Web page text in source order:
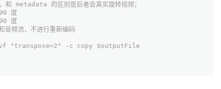
和 metadata 的区别是后者会真实旋转视频；
度
度
频流，不进行重新编码
"transpose=2" -c copy $outputFile